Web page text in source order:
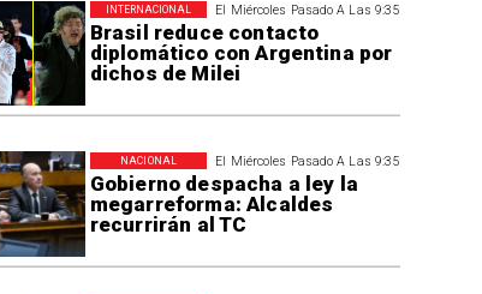
El Miércoles Pasado A Las 9:35
Brasil reduce contacto
diplomático con Argentina por
dichos de Milei
INTERNACIONAL
El Miércoles Pasado A Las 9:35
Gobierno despacha a ley la
megarreforma: Alcaldes
recurrirán al TC
NACIONAL